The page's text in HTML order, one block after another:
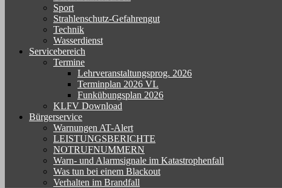
Sport
Strahlenschutz-Gefahrengut
Technik
Wasserdienst
Servicebereich
Termine
Lehrveranstaltungsprog. 2026
Terminplan 2026 VL
Funkübungsplan 2026
KLFV Download
Bürgerservice
Warnungen AT-Alert
LEISTUNGSBERICHTE
NOTRUFNUMMERN
Warn- und Alarmsignale im Katastrophenfall
Was tun bei einem Blackout
Verhalten im Brandfall